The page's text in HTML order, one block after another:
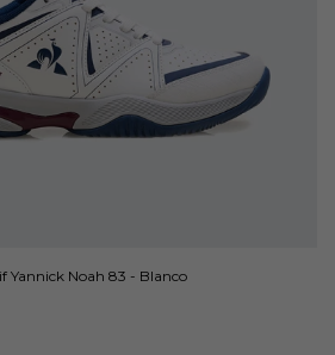
Yannick Noah 83 - Blanco